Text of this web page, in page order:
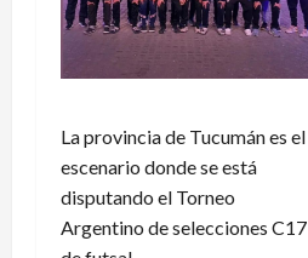
La provincia de Tucumán es el
escenario donde se está
disputando el Torneo
Argentino de selecciones C17